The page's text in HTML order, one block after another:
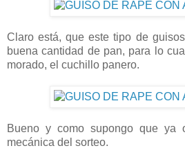
Claro está, que este tipo de
buena cantidad de pan, para lo
morado, el cuchillo panero.
Bueno y como supongo que ya
mecánica del sorteo.